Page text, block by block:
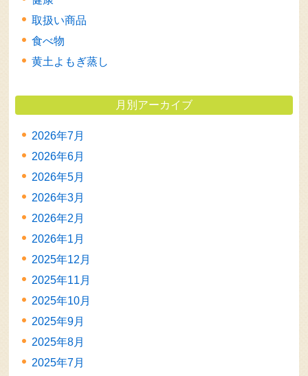
取扱い商品
食べ物
黄土よもぎ蒸し
月別アーカイブ
2026年7月
2026年6月
2026年5月
2026年3月
2026年2月
2026年1月
2025年12月
2025年11月
2025年10月
2025年9月
2025年8月
2025年7月